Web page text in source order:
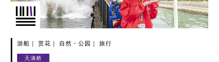
游船 赏花 自然・公园
旅行
天满桥